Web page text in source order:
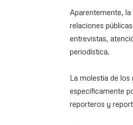
Aparentemente,
relaciones
entrevistas,
periodística.
La molestia de
específicamente
reporteros y